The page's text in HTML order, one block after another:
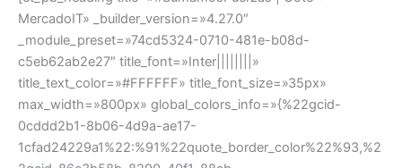
MercadoIT» _builder_version=»4.27.0″
_module_preset=»74cd5324-0710-481e-b08d-
c5eb62ab2e27″ title_font=»Inter||||||||»
title_text_color=»#FFFFFF» title_font_size=»35px»
max_width=»800px» global_colors_info=»{%22gcid-
0cddd2b1-8b06-4d9a-ae17-
1cfad24229a1%22:%91%22quote_border_color%22%93,%2